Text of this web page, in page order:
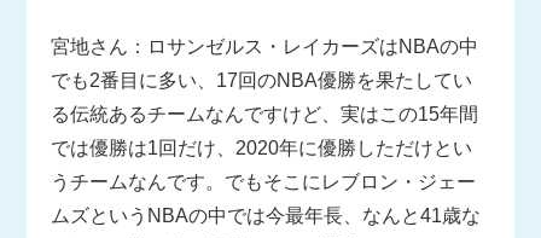
宮地さん：ロサンゼルス・レイカーズはNBAの中
でも2番目に多い、17回のNBA優勝を果たしてい
る伝統あるチームなんですけど、実はこの15年間
では優勝は1回だけ、2020年に優勝しただけとい
うチームなんです。でもそこにレブロン・ジェー
ムズというNBAの中では今最年長、なんと41歳な